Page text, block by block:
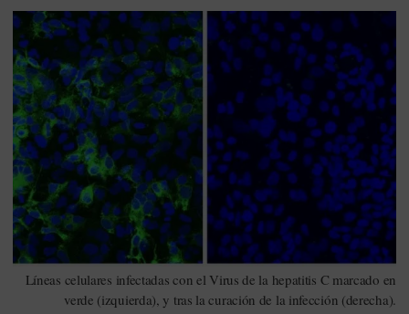
Líneas celulares infectadas con el Virus de la hepatitis C marcado en
verde (izquierda), y tras la curación de la infección (derecha).